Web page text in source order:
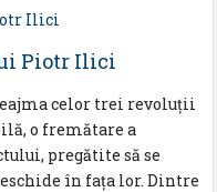
Piotr Ilici
celor trei revoluţii
o fremătare a
pregătite să se
în faţa lor. Dintre